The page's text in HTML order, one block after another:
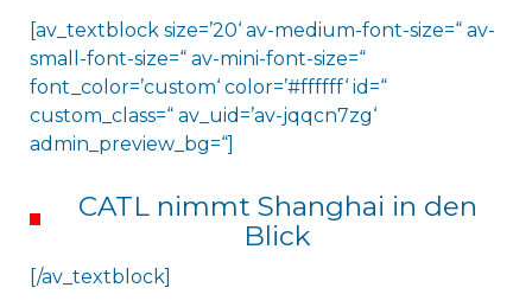
[av_textblock size=’20‘ av-medium-font-size=“ av-
small-font-size=“ av-mini-font-size=“
font_color=’custom‘ color=’#ffffff‘ id=“
custom_class=“ av_uid=’av-jqqcn7zg‘
admin_preview_bg=“]
CATL nimmt Shanghai in den
Blick
[/av_textblock]